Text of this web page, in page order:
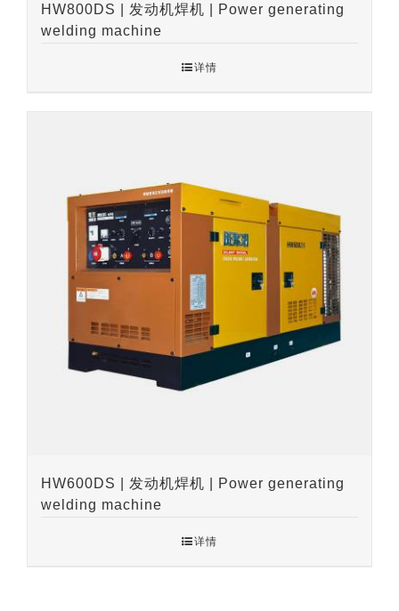
HW800DS | 发动机焊机 | Power generating
welding machine
详情
HW600DS | 发动机焊机 | Power generating
welding machine
详情